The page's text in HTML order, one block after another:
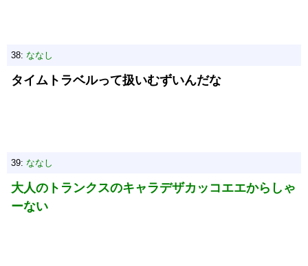
38: ななし
タイムトラベルって扱いむずいんだな
39: ななし
大人のトランクスのキャラデザカッコエエからしゃ
ーない